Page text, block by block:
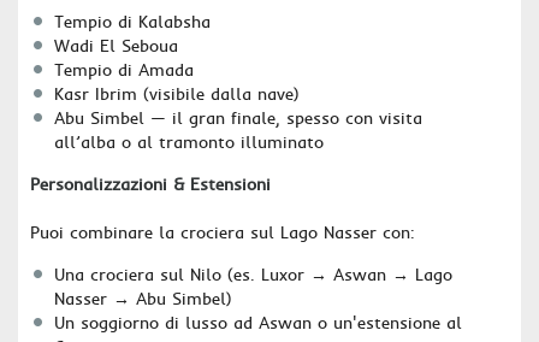
Tempio di Kalabsha
Wadi El Seboua
Tempio di Amada
Kasr Ibrim (visibile dalla nave)
Abu Simbel — il gran finale, spesso con visita
all’alba o al tramonto illuminato
Personalizzazioni & Estensioni
Puoi combinare la crociera sul Lago Nasser con:
Una crociera sul Nilo (es. Luxor → Aswan → Lago
Nasser → Abu Simbel)
Un soggiorno di lusso ad Aswan o un'estensione al